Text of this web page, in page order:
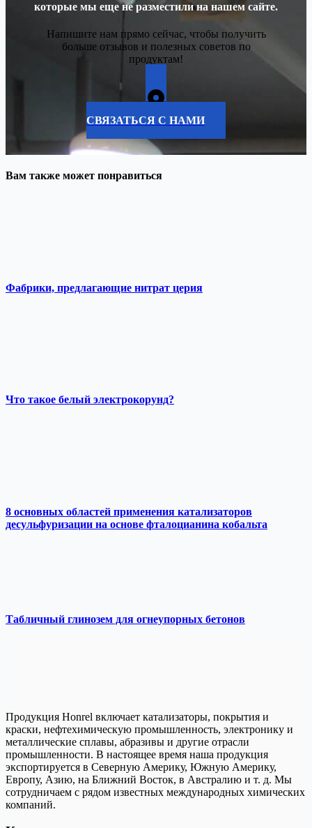
которые мы еще не разместили на нашем сайте.
Напишите нам прямо сейчас, чтобы получить
больше отзывов и полезных советов по
продуктам!
СВЯЗАТЬСЯ С НАМИ
Вам также может понравиться
Фабрики, предлагающие нитрат церия
Что такое белый электрокорунд?
8 основных областей применения катализаторов
десульфуризации на основе фталоцианина кобальта
Табличный глинозем для огнеупорных бетонов
Продукция Honrel включает катализаторы, покрытия и
краски, нефтехимическую промышленность, электронику и
металлические сплавы, абразивы и другие отрасли
промышленности. В настоящее время наша продукция
экспортируется в Северную Америку, Южную Америку,
Европу, Азию, на Ближний Восток, в Австралию и т. д. Мы
сотрудничаем с рядом известных международных химических
компаний.